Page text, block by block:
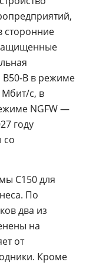
сторонние
B50‑B в режиме
Мбит/с, в
NGFW —
году
со
С150 для
По
два из
на
от
Кроме